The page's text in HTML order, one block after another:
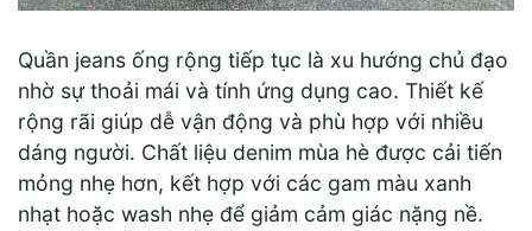
Quần jeans ống rộng tiếp tục là xu hướng chủ đạo
nhờ sự thoải mái và tính ứng dụng cao. Thiết kế
rộng rãi giúp dễ vận động và phù hợp với nhiều
dáng người. Chất liệu denim mùa hè được cải tiến
mỏng nhẹ hơn, kết hợp với các gam màu xanh
nhạt hoặc wash nhẹ để giảm cảm giác nặng nề.